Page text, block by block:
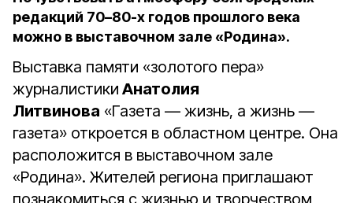
редакций 70–80-х годов прошлого века
можно в выставочном зале «Родина».
Выставка памяти «золотого пера»
журналистики Анатолия
Литвинова «Газета — жизнь, а жизнь —
газета» откроется в областном центре. Она
расположится в выставочном зале
«Родина». Жителей региона приглашают
познакомиться с жизнью и творчеством